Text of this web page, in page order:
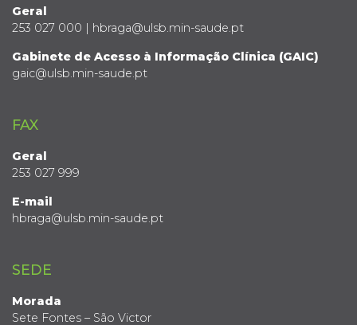
Geral
253 027 000 | hbraga@ulsb.min-saude.pt
Gabinete de Acesso à Informação Clínica (GAIC)
gaic@ulsb.min-saude.pt
FAX
Geral
253 027 999
E-mail
hbraga@ulsb.min-saude.pt
SEDE
Morada
Sete Fontes – São Victor